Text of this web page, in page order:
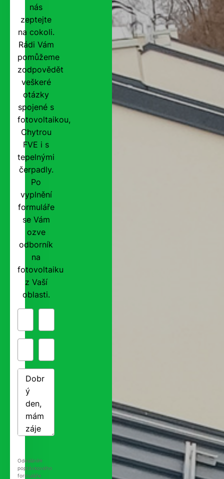
nás
zeptejte
na cokoli.
Rádi Vám
pomůžeme
zodpovědět
veškeré
otázky
spojené s
fotovoltaikou,
Chytrou
FVE i s
tepelnými
čerpadly.
Po
vyplnění
formuláře
se Vám
ozve
odborník
na
fotovoltaiku
z Vaší
oblasti.
Odesláním
poptávkového
formuláře